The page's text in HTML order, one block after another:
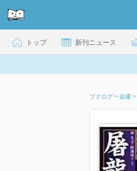
トップ 新刊ニュース
ブクログ > 金庸 >